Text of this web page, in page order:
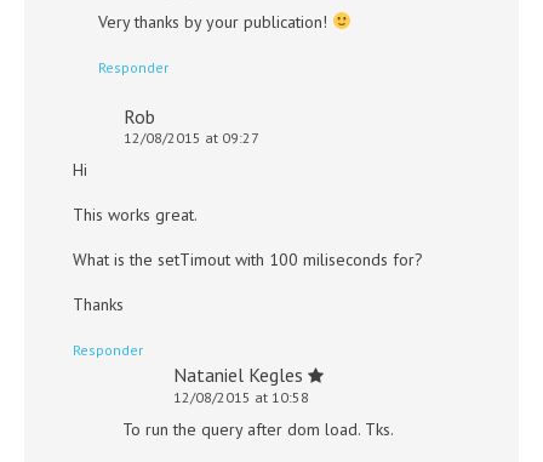
Very thanks by your publication!
Responder
Rob
12/08/2015 at 09:27
Hi
This works great.
What is the setTimout with 100 miliseconds for?
Thanks
Responder
Nataniel Kegles
12/08/2015 at 10:58
To run the query after dom load. Tks.